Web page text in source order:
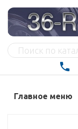
Главное меню